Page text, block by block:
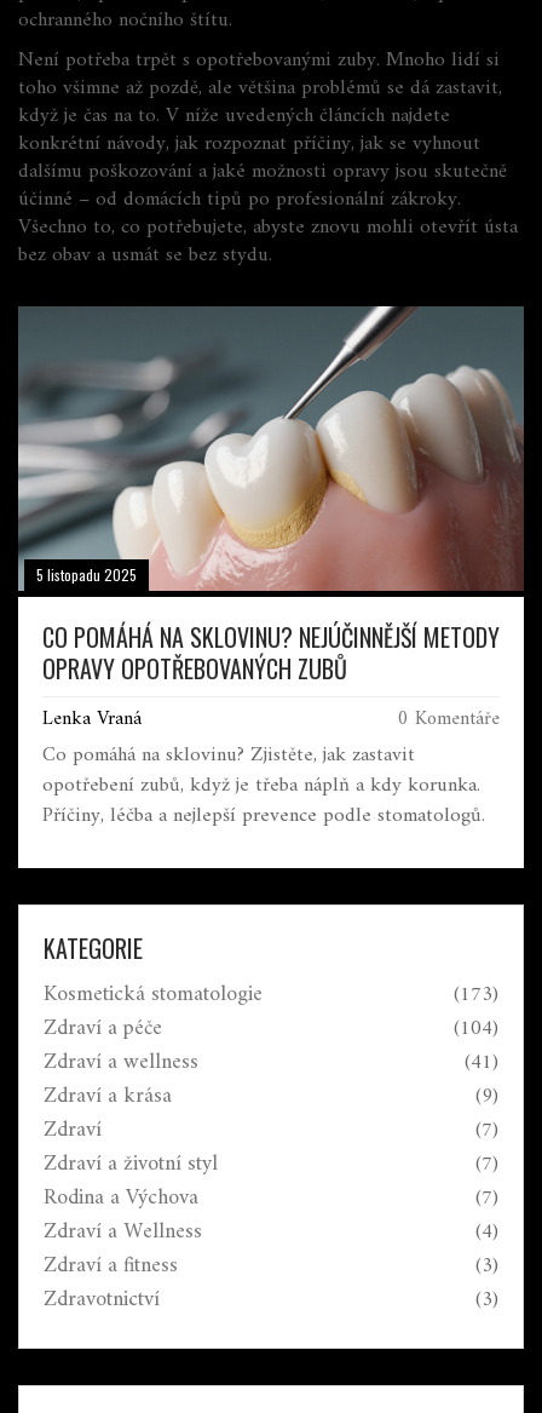
ochranného nočního štítu.
Není potřeba trpět s opotřebovanými zuby. Mnoho lidí si
toho všimne až pozdě, ale většina problémů se dá zastavit,
když je čas na to. V níže uvedených článcích najdete
konkrétní návody, jak rozpoznat příčiny, jak se vyhnout
dalšímu poškozování a jaké možnosti opravy jsou skutečně
účinné – od domácích tipů po profesionální zákroky.
Všechno to, co potřebujete, abyste znovu mohli otevřít ústa
bez obav a usmát se bez stydu.
5 listopadu 2025
CO POMÁHÁ NA SKLOVINU? NEJÚČINNĚJŠÍ METODY
OPRAVY OPOTŘEBOVANÝCH ZUBŮ
Lenka Vraná 0 Komentáře
Co pomáhá na sklovinu? Zjistěte, jak zastavit
opotřebení zubů, když je třeba náplň a kdy korunka.
Příčiny, léčba a nejlepší prevence podle stomatologů.
KATEGORIE
Kosmetická stomatologie (173)
Zdraví a péče (104)
Zdraví a wellness (41)
Zdraví a krása (9)
Zdraví (7)
Zdraví a životní styl (7)
Rodina a Výchova (7)
Zdraví a Wellness (4)
Zdraví a fitness (3)
Zdravotnictví (3)